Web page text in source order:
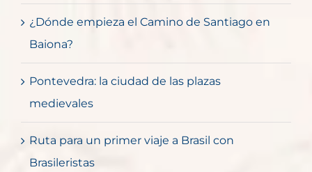
¿Dónde empieza el Camino de Santiago en
Baiona?
Pontevedra: la ciudad de las plazas
medievales
Ruta para un primer viaje a Brasil con
Brasileristas